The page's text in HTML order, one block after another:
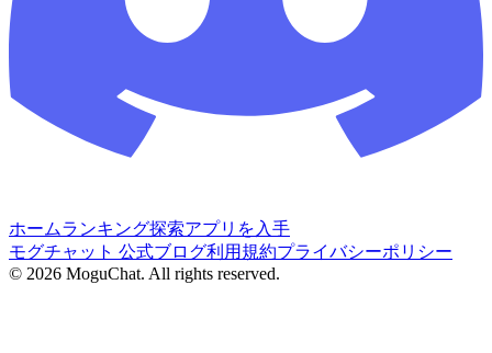
ホームランキング探索アプリを入手
モグチャット 公式ブログ利用規約プライバシーポリシー
© 2026 MoguChat. All rights reserved.